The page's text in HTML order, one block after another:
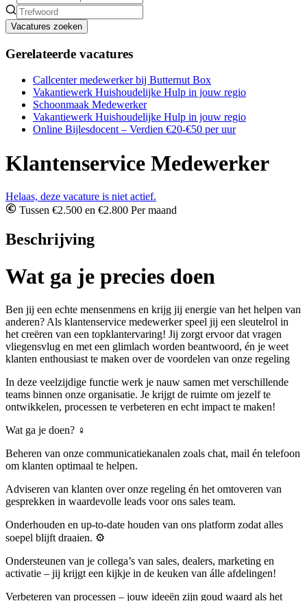
Vacatures zoeken
Gerelateerde vacatures
Callcenter medewerker bij Butternut Box
Vakantiewerk Huishoudelijke Hulp in jouw regio
Schoonmaak Medewerker
Vakantiewerk Huishoudelijke Hulp in jouw regio
Online Bijlesdocent – Verdien €20-€50 per uur
Klantenservice Medewerker
Helaas, deze vacature is niet actief.
Tussen €2.500 en €2.800 Per maand
Beschrijving
Wat ga je precies doen
Ben jij een echte mensenmens en krijg jij energie van het helpen van
anderen? Als klantenservice medewerker speel jij een sleutelrol in
het creëren van een topklantervaring! Jij zorgt ervoor dat vragen
vliegensvlug en met een glimlach worden beantwoord, én je weet
klanten enthousiast te maken over de voordelen van onze regeling
In deze veelzijdige functie werk je nauw samen met verschillende
teams binnen onze organisatie. Je krijgt de ruimte om jezelf te
ontwikkelen, processen te verbeteren en echt impact te maken!
Wat ga je doen? ‍♀
Beheren van onze communicatiekanalen zoals chat, mail én telefoon
om klanten optimaal te helpen.
Adviseren van klanten over onze regeling én het omtoveren van
gesprekken in waardevolle leads voor ons sales team.
Onderhouden en up-to-date houden van ons platform zodat alles
soepel blijft draaien. ⚙
Ondersteunen van je collega’s van sales, dealers, marketing en
activatie – jij krijgt een kijkje in de keuken van álle afdelingen!
Verbeteren van processen – jouw ideeën zijn goud waard als het